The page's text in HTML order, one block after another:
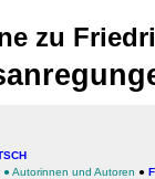
zu
● Autorinnen und Autoren ●